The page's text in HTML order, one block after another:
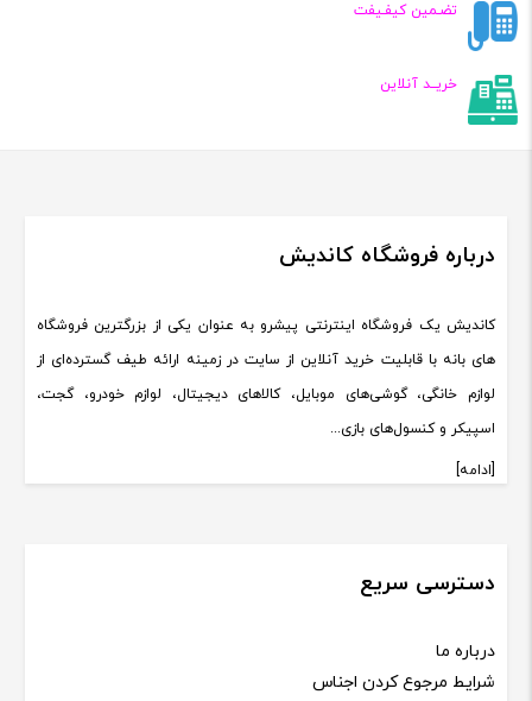
تضـمین کیفـیفت
خریــد آنلاین
درباره فروشگاه کاندیش
کاندیش یک فروشگاه اینترنتی پیشرو به عنوان یکی از بزرگترین فروشگاه
های بانه با قابلیت خرید آنلاین از سایت در زمینه ارائه طیف گسترده‌ای از
لوازم خانگی، گوشی‌های موبایل، کالاهای دیجیتال، لوازم خودرو، گجت،
اسپیکر و کنسول‌های بازی...
[ادامه]
دسترسی سریع
درباره ما
شرایط مرجوع کردن اجناس